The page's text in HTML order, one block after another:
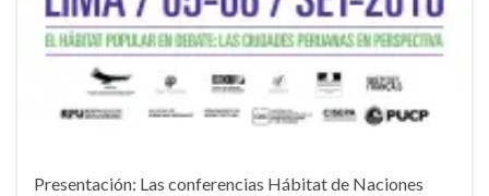
Presentación: Las conferencias Hábitat de Naciones